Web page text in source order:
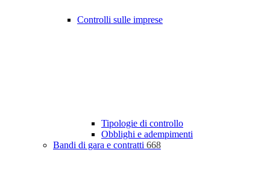
Controlli sulle imprese
Tipologie di controllo
Obblighi e adempimenti
Bandi di gara e contratti 668